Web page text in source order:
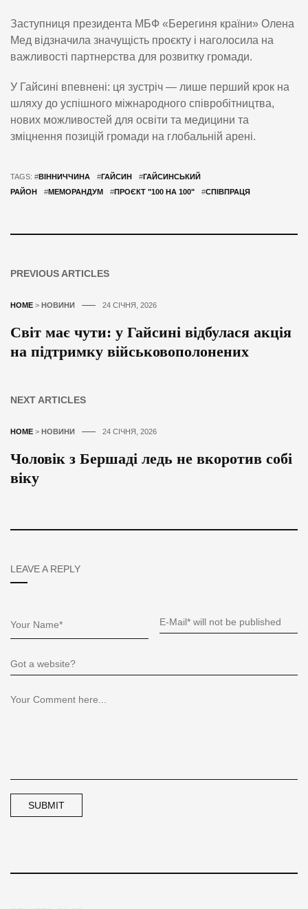
Заступниця президента МБФ «Берегиня країни» Олена
Мед відзначила значущість проєкту і наголосила на
важливості партнерства для розвитку громади.
У Гайсині впевнені: ця зустріч — лише перший крок на
шляху до успішного міжнародного співробітництва,
нових можливостей для освіти та медицини та
зміцнення позицій громади на глобальній арені.
TAGS: #ВІННИЧЧИНА #ГАЙСИН #ГАЙСИНСЬКИЙ
РАЙОН
#МЕМОРАНДУМ #ПРОЄКТ "100 НА 100" #СПІВПРАЦЯ
PREVIOUS ARTICLES
HOME > НОВИНИ 24 СІЧНЯ, 2026
Світ має чути: у Гайсині відбулася акція
на підтримку військовополонених
NEXT ARTICLES
HOME > НОВИНИ 24 СІЧНЯ, 2026
Чоловік з Бершаді ледь не вкоротив собі
віку
LEAVE A REPLY